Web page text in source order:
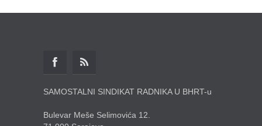
SAMOSTALNI SINDIKAT RADNIKA U BHRT-u
Bulevar Meše Selimovića 12.